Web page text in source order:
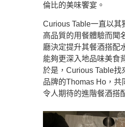
倫比的美味饗宴。
Curious Table一直以其
高品質的用餐體驗而聞
廳決定提升其餐酒搭配
能夠更深入地品味美食
於是，Curious Table找
品牌的Thomas Ho，共
令人期待的進階餐酒搭